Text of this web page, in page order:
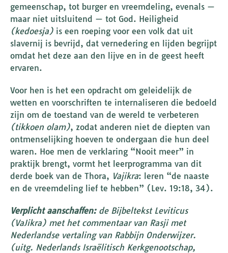
gemeenschap, tot burger en vreemdeling, evenals —
maar niet uitsluitend — tot God. Heiligheid
(kedoesja) is een roeping voor een volk dat uit
slavernij is bevrijd, dat vernedering en lijden begrijpt
omdat het deze aan den lijve en in de geest heeft
ervaren.
Voor hen is het een opdracht om geleidelijk de
wetten en voorschriften te internaliseren die bedoeld
zijn om de toestand van de wereld te verbeteren
(tikkoen olam), zodat anderen niet de diepten van
ontmenselijking hoeven te ondergaan die hun deel
waren. Hoe men de verklaring “Nooit meer” in
praktijk brengt, vormt het leerprogramma van dit
derde boek van de Thora, Vajikra: leren “de naaste
en de vreemdeling lief te hebben” (Lev. 19:18, 34).
Verplicht aanschaffen:de Bijbeltekst Leviticus
(VaJikra) met het commentaar van Rasji met
Nederlandse vertaling van Rabbijn Onderwijzer.
(uitg. Nederlands Israëlitisch Kerkgenootschap,